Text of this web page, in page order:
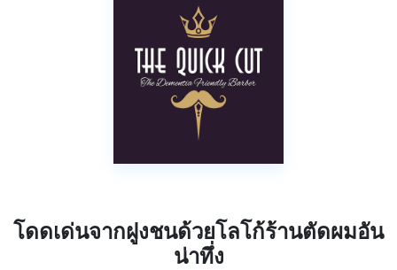
โดดเด่นจากฝูงชนด้วยโลโก้ร้านตัดผมอัน
น่าทึ่ง